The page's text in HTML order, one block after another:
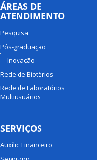
ÁREAS DE
ATENDIMENTO
Pesquisa
Pós-graduação
Inovação
Rede de Biotérios
Rede de Laboratórios
Multiusuários
SERVIÇOS
Auxílio Financeiro